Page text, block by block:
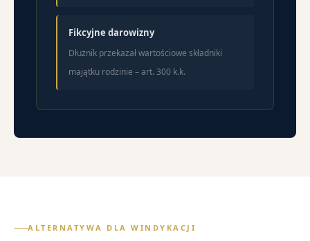
Fikcyjne darowizny
Dłużnik przekazał wartościowe składniki
majątku rodzinie – art. 300 k.k.
ALTERNATYWA DLA WINDYKACJI